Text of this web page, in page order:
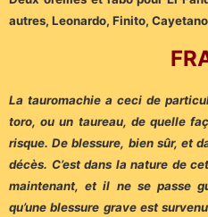
autres, Leonardo, Finito,
La tauromachie a ceci de
toro, ou un taureau, de quelle
risque. De blessure, bien sûr, et
décès. C’est dans la nature de
maintenant, et il ne se passe
qu’une blessure grave est